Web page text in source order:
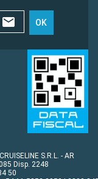
OK
S.R.L. - AR
Disp. 2248
50